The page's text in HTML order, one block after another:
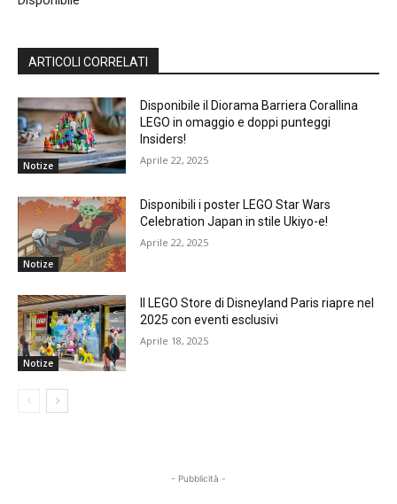
ARTICOLI CORRELATI
Notize
Disponibile il Diorama Barriera Corallina
LEGO in omaggio e doppi punteggi
Insiders!
Aprile 22, 2025
Notize
Disponibili i poster LEGO Star Wars
Celebration Japan in stile Ukiyo-e!
Aprile 22, 2025
Notize
Il LEGO Store di Disneyland Paris riapre nel
2025 con eventi esclusivi
Aprile 18, 2025
- Pubblicità -